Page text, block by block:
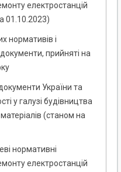
електростанцій
01.10.2023)
нормативів і
документи, прийняті на
України та
у галузі будівництва
(станом на
нормативні
електростанцій